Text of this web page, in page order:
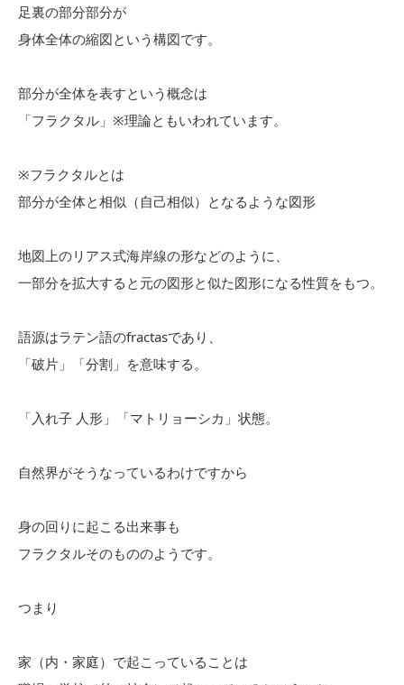
足裏の部分部分が
身体全体の縮図という構図です。
部分が全体を表すという概念は
「フラクタル」※理論ともいわれています。
※フラクタルとは
部分が全体と相似（自己相似）となるような図形
地図上のリアス式海岸線の形などのように、
一部分を拡大すると元の図形と似た図形になる性質をもつ。
語源はラテン語のfractasであり、
「破片」「分割」を意味する。
「入れ子 人形」「マトリョーシカ」状態。
自然界がそうなっているわけですから
身の回りに起こる出来事も
フラクタルそのもののようです。
つまり
家（内・家庭）で起こっていることは